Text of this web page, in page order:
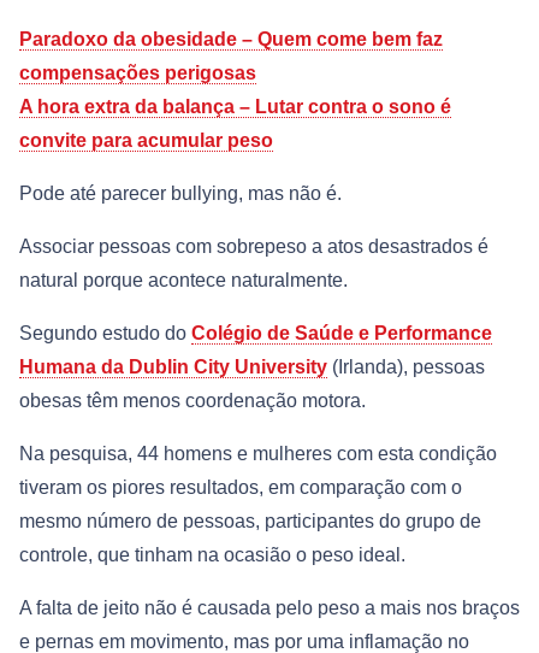
Paradoxo da obesidade – Quem come bem faz
compensações perigosas
A hora extra da balança – Lutar contra o sono é
convite para acumular peso
Pode até parecer bullying, mas não é.
Associar pessoas com sobrepeso a atos desastrados é
natural porque acontece naturalmente.
Segundo estudo do Colégio de Saúde e Performance
Humana da Dublin City University (Irlanda), pessoas
obesas têm menos coordenação motora.
Na pesquisa, 44 homens e mulheres com esta condição
tiveram os piores resultados, em comparação com o
mesmo número de pessoas, participantes do grupo de
controle, que tinham na ocasião o peso ideal.
A falta de jeito não é causada pelo peso a mais nos braços
e pernas em movimento, mas por uma inflamação no